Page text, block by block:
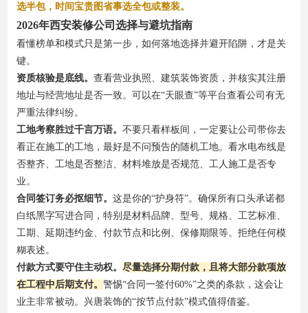
选半包，时间宝贵图省事选全包或整装。
2026年西安装修公司选择与避坑指南
看懂榜单和模式只是第一步，如何落地选择并避开陷阱，才是关
键。
资质核验是底线。 查看营业执照、建筑装饰资质，并核实其注册
地址与经营地址是否一致。可以在“天眼查”等平台查看公司有无
严重法律纠纷。
工地考察胜过千言万语。 不要只看样板间，一定要让公司带你去
看正在施工的工地，最好是不问预告的随机工地。看水电布线是
否整齐、工地是否整洁、材料堆放是否规范、工人施工是否专
业。
合同签订务必抠细节。 这是你的“护身符”。确保所有口头承诺都
白纸黑字写进合同，特别是材料品牌、型号、规格、工艺标准、
工期、延期违约金、付款节点和比例、保修期限等。拒绝任何模
糊表述。
付款方式要守住主动权。 尽量选择分期付款，且将大部分款项放
在工程中后期支付。 警惕“合同一签付60%”之类的条款，这会让
业主非常被动。兴唐装饰的“按节点付款”模式值得借鉴。